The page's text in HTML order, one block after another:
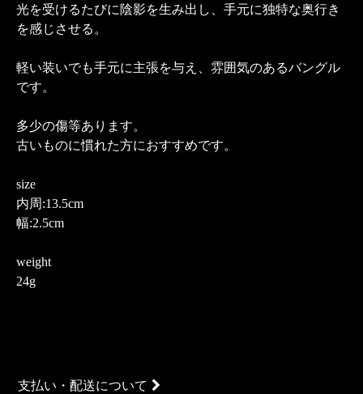
光を受けるたびに陰影を生み出し、手元に独特な奥行き
を感じさせる。
軽い装いでも手元に主張を与え、雰囲気のあるバングル
です。
多少の傷等あります。
古いものに慣れた方におすすめです。
size
内周:13.5cm
幅:2.5cm
weight
24g
支払い・配送について